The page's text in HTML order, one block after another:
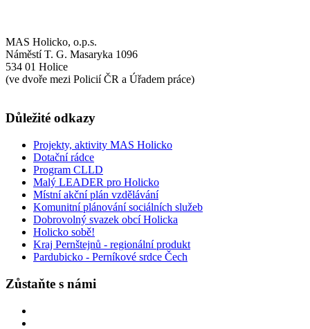
MAS Holicko, o.p.s.
Náměstí T. G. Masaryka 1096
534 01 Holice
(ve dvoře mezi Policií ČR a Úřadem práce)
Důležité odkazy
Projekty, aktivity MAS Holicko
Dotační rádce
Program CLLD
Malý LEADER pro Holicko
Místní akční plán vzdělávání
Komunitní plánování sociálních služeb
Dobrovolný svazek obcí Holicka
Holicko sobě!
Kraj Pernštejnů - regionální produkt
Pardubicko - Perníkové srdce Čech
Zůstaňte s námi